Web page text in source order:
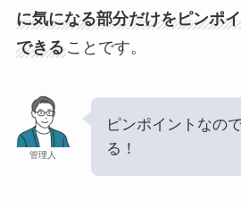
に気になる部分だけをピンポ
できることです。
管理人
ピンポイントなの
る！